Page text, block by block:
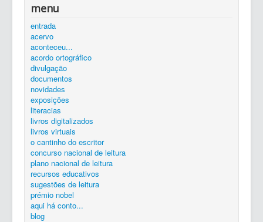
equipa
elos
contactos
autenticar
silêncio...
ler é preciso...
exposições...
livroscatálogo
zona de trabalho
Entrada
Liberdade de Expressão e redes sociais
menu
entrada
acervo
aconteceu...
acordo ortográfico
divulgação
documentos
novidades
exposições
literacias
livros digitalizados
livros virtuais
o cantinho do escritor
concurso nacional de leitura
plano nacional de leitura
recursos educativos
sugestões de leitura
prémio nobel
aqui há conto...
blog